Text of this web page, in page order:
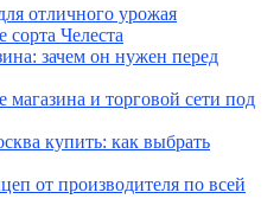
отличного урожая
сорта Челеста
зачем он нужен перед
и торговой сети под
купить: как выбрать
от производителя по всей